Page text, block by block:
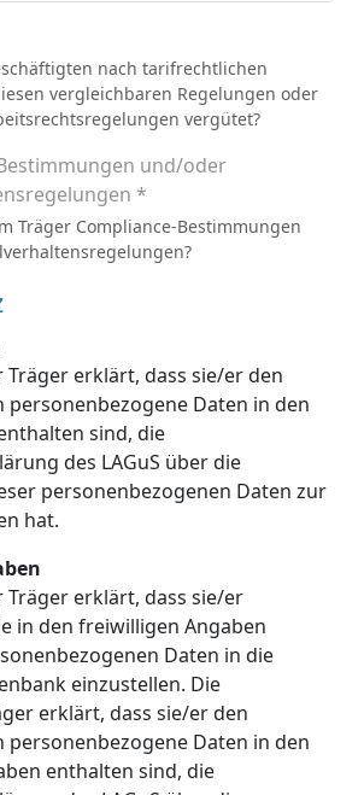
nach tarifrechtlichen
vergleichbaren Regelungen oder
vergütet?
und/oder
*
Träger Compliance-Bestimmungen
Träger erklärt, dass sie/er den
personenbezogene Daten in den
des LAGuS über die
personenbezogenen Daten zur
hat.
Träger erklärt, dass sie/er
in den freiwilligen Angaben
einzustellen. Die
erklärt, dass sie/er den
personenbezogene Daten in den